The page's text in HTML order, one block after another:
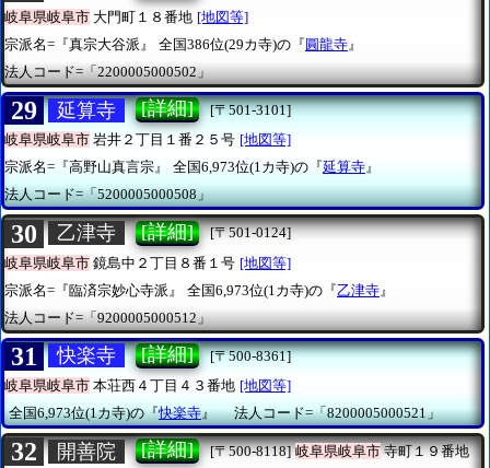
岐阜県岐阜市 大門町１８番地 [地図等]
宗派名=『真宗大谷派』
全国386位(29カ寺)の『 圓龍寺 』
法人コード=「2200005000502」
29 延算寺 [詳細]
[〒501-3101]
岐阜県岐阜市 岩井２丁目１番２５号 [地図等]
宗派名=『高野山真言宗』
全国6,973位(1カ寺)の『延算寺』
法人コード=「5200005000508」
30 乙津寺 [詳細]
[〒501-0124]
岐阜県岐阜市 鏡島中２丁目８番１号 [地図等]
宗派名=『臨済宗妙心寺派』
全国6,973位(1カ寺)の『乙津寺 』
法人コード=「9200005000512」
31 快楽寺 [詳細]
[〒500-8361]
岐阜県岐阜市 本荘西４丁目４３番地 [地図等]
全国6,973位(1カ寺)の『快楽寺』 法人コード=「8200005000521」
32 開善院 [詳細] [〒500-8118] 岐阜県岐阜市寺町１９番地